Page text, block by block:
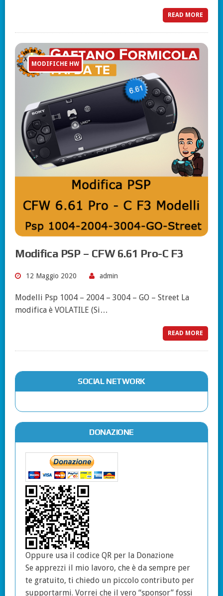
READ MORE
MODIFICHE HW
Modifica PSP – CFW 6.61 Pro-C F3
12 Maggio 2020 admin
Modelli Psp 1004 – 2004 – 3004 – GO – Street La
modifica è VOLATILE (Si…
READ MORE
SOCIAL NETWORK
DONAZIONE
Oppure usa il codice QR per la Donazione
Se apprezzi il mio lavoro, che è da sempre per
te gratuito, ti chiedo un piccolo contributo per
supportarmi. Vorrei che il vero “sponsor” fossi